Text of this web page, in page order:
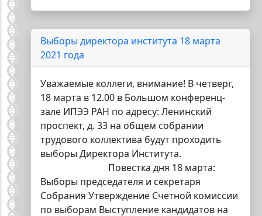
Выборы директора института 18 марта
2021 года
Уважаемые коллеги, внимание! В четверг,
18 марта в 12.00 в Большом конференц-
зале ИПЭЭ РАН по адресу: Ленинский
проспект, д. 33 на общем собрании
трудового коллектива будут проходить
выборы Директора Института.
Повестка дня 18 марта:
Выборы председателя и секретаря
Собрания Утверждение Счетной комиссии
по выборам Выступление кандидатов на